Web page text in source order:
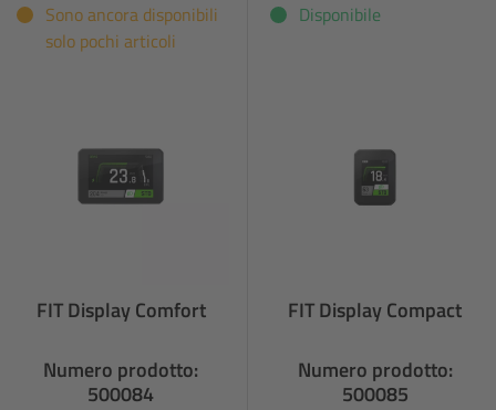
Sono ancora disponibili
solo pochi articoli
FIT Display Comfort
Numero prodotto:
500084
Disponibile
FIT Display Compact
Numero prodotto:
500085